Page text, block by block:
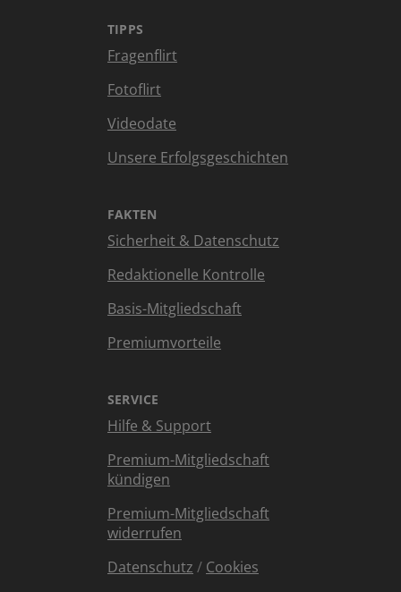
TIPPS
Fragenflirt
Fotoflirt
Videodate
Unsere Erfolgsgeschichten
FAKTEN
Sicherheit & Datenschutz
Redaktionelle Kontrolle
Basis-Mitgliedschaft
Premiumvorteile
SERVICE
Hilfe & Support
Premium-Mitgliedschaft
kündigen
Premium-Mitgliedschaft
widerrufen
Datenschutz / Cookies